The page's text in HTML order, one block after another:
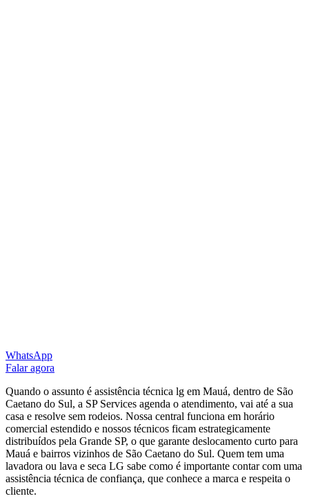
WhatsApp
Falar agora
Quando o assunto é assistência técnica lg em Mauá, dentro de São
Caetano do Sul, a SP Services agenda o atendimento, vai até a sua
casa e resolve sem rodeios. Nossa central funciona em horário
comercial estendido e nossos técnicos ficam estrategicamente
distribuídos pela Grande SP, o que garante deslocamento curto para
Mauá e bairros vizinhos de São Caetano do Sul. Quem tem uma
lavadora ou lava e seca LG sabe como é importante contar com uma
assistência técnica de confiança, que conhece a marca e respeita o
cliente.